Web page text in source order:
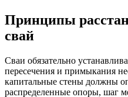
Принципы
свай
Сваи обязательно
пересечения и примыкания
капитальные стены должны
распределенные опоры, шаг